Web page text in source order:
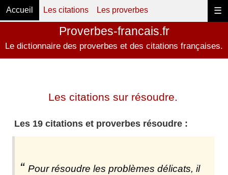
☰
Accueil Les citations Les proverbes
Proverbes-francais.fr
Le dictionnaire des proverbes et des citations françaises.
Les citations sur résoudre.
Les 19 citations et proverbes résoudre :
Pour résoudre les problèmes délicats, il